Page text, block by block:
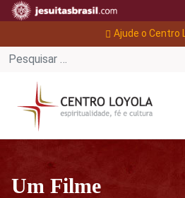
Ajude o Centro
Um Filme